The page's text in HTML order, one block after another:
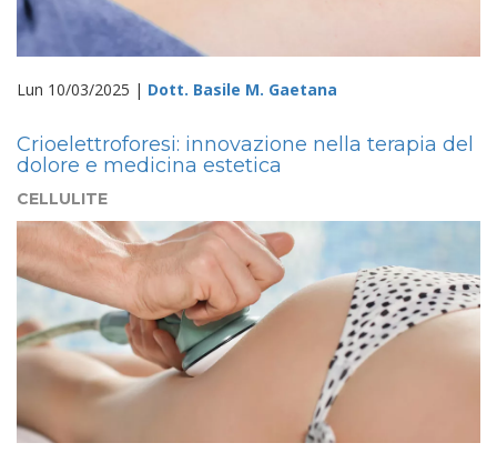
Lun 10/03/2025 | Dott. Basile M. Gaetana
Crioelettroforesi: innovazione nella terapia del
dolore e medicina estetica
CELLULITE